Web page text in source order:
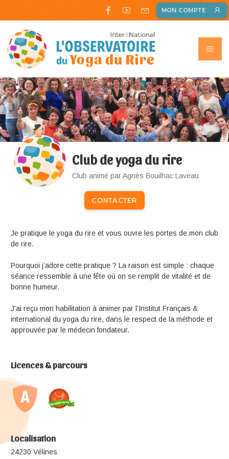
MON COMPTE
Club de yoga du rire
Club animé par Agnès Bouilhac Laveau
CONTACTER
Je pratique le yoga du rire et vous ouvre les portes de mon club
de rire.
Pourquoi j’adore cette pratique ? La raison est simple : chaque
séance ressemble à une fête où on se remplit de vitalité et de
bonne humeur.
J'ai reçu mon habilitation à animer par l’Institut Français &
international du yoga du rire, dans le respect de la méthode et
approuvée par le médecin fondateur.
Licences & parcours
Localisation
24230 Vélines